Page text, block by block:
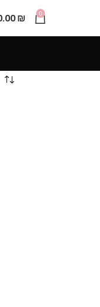
0
₪